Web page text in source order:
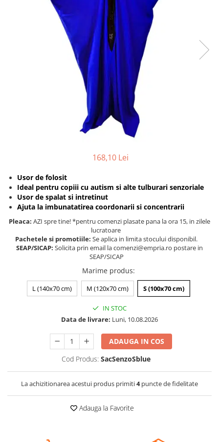
Poarta siguranta copii
Deflectoare pentru aer conditionat
Casti antifonice pentru copii si
Echipament protectie bicicleta si
Palarii protectie UV
Accesorii plaja
Puericultura mare
Somnul bebelusului
Carucioare si scaune auto
Ingrijire bebe si mama
Accesorii bebelusi / nou-nascuti
Perne si saltele bebelusi
Diversificare bebelusi
Baia bebelusului
Maternitate
Jucarii copii si jocuri educative
Jucarii bebelusi
168,10 Lei
Usor de folosit
Ideal pentru copiii cu autism si alte tulburari senzoriale
Usor de spalat si intretinut
Ajuta la imbunatatirea coordonarii si concentrarii
Pleaca: AZI spre tine! *pentru comenzi plasate pana la ora 15, in zilele
lucratoare
Pachetele si promotiile: Se aplica in limita stocului disponibil.
SEAP/SICAP: Solicita prin email la comenzi@empria.ro postare in
SEAP/SICAP
Marime produs:
L (140x70 cm) M (120x70 cm) S (100x70 cm)
IN STOC
Data de livrare: Luni, 10.08.2026
ADAUGA IN COS
Cod Produs: SacSenzoSblue
La achizitionarea acestui produs primiti4puncte de fidelitate
Adauga la Favorite